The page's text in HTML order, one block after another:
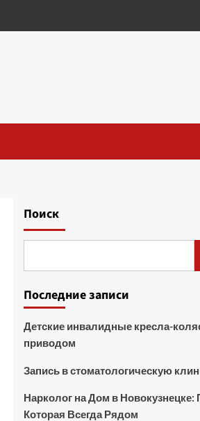
Поиск
Последние записи
Детские инвалидные кресла-
приводом
Запись в стоматологическую
Нарколог на Дом в
Которая Всегда Рядом